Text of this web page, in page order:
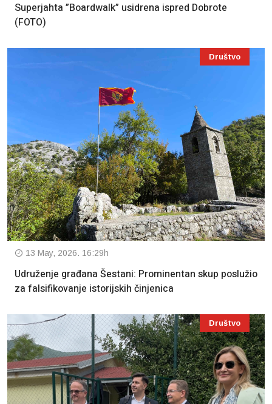
Superjahta ”Boardwalk” usidrena ispred Dobrote
(FOTO)
Društvo
13 May, 2026. 16:29h
Udruženje građana Šestani: Prominentan skup poslužio
za falsifikovanje istorijskih činjenica
Društvo